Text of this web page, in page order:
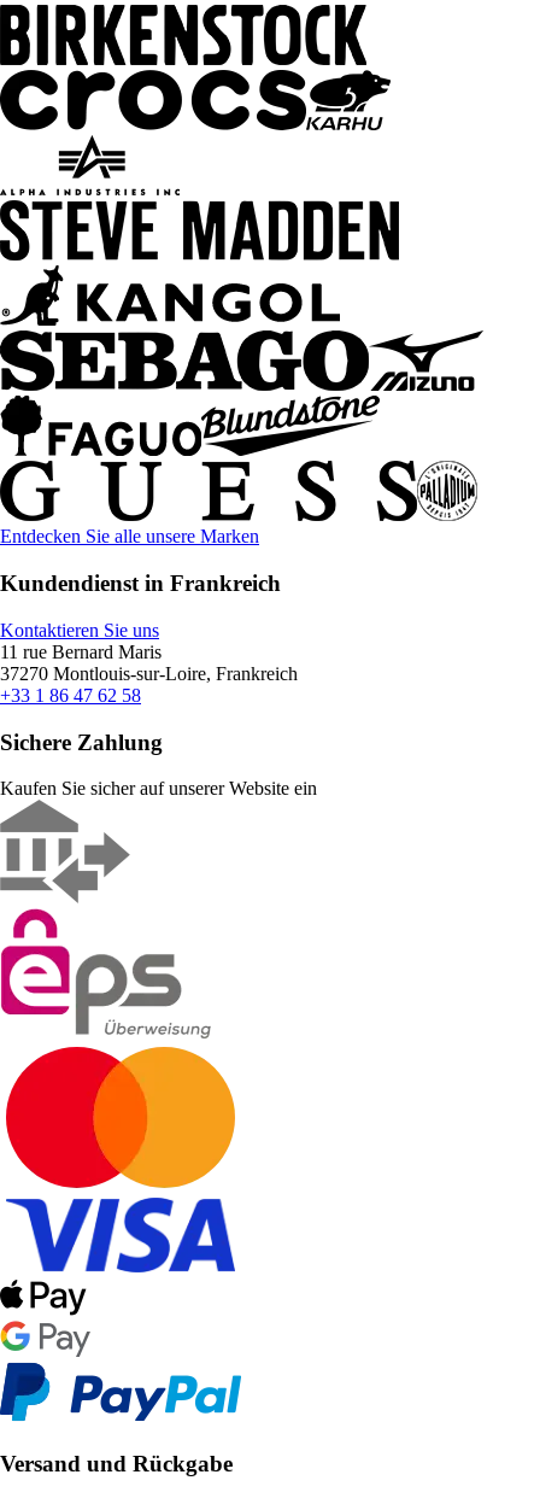
Entdecken Sie alle unsere Marken
Kundendienst in Frankreich
Kontaktieren Sie uns
11 rue Bernard Maris
37270 Montlouis-sur-Loire, Frankreich
+33 1 86 47 62 58
Sichere Zahlung
Kaufen Sie sicher auf unserer Website ein
Versand und Rückgabe